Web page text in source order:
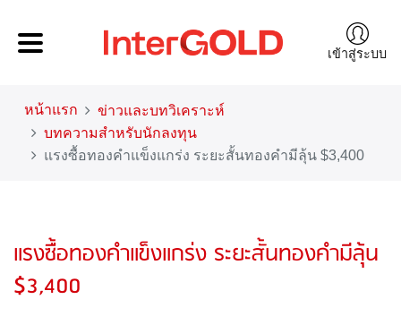
เข้าสู่ระบบ
หน้าแรก
ข่าวและบทวิเคราะห์
บทความสำหรับนักลงทุน
แรงซื้อทองคำแข็งแกร่ง ระยะสั้นทองคำมีลุ้น $3,400
แรงซื้อทองคำแข็งแกร่ง ระยะสั้นทองคำมีลุ้น
$3,400